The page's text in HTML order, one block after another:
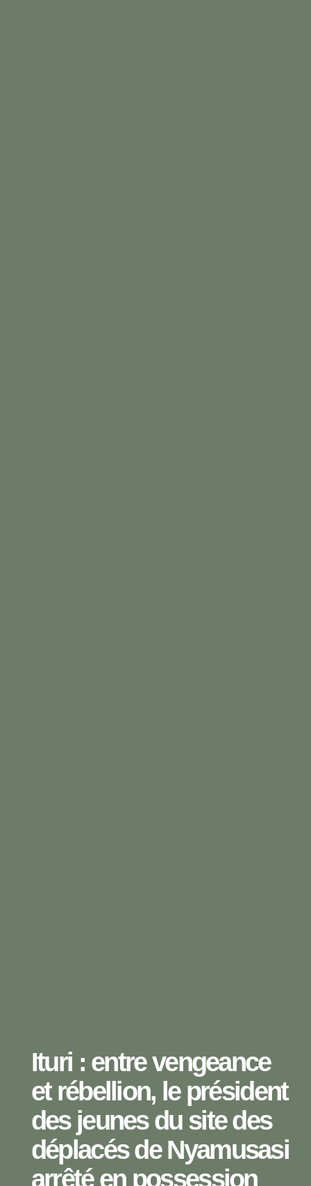
Ituri : entre vengeance
et rébellion, le président
des jeunes du site des
déplacés de Nyamusasi
arrêté en possession